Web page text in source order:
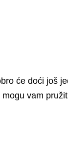
će doći još
vam